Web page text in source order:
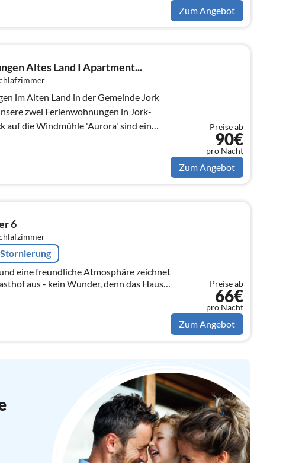
Zum Angebot
Altes Land I Apartment...
im Alten Land in der Gemeinde Jork
auf die Windmühle 'Aurora' sind ein
Preise ab
90€
pro Nacht
Zum Angebot
6
eine freundliche Atmosphäre zeichnet
aus - kein Wunder, denn das Haus
1913 in Familienbesitz, wurde immer
Preise ab
66€
pro Nacht
Zum Angebot